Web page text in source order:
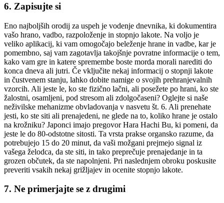
6. Zapisujte si
Eno najboljših orodij za uspeh je vodenje dnevnika, ki dokumentira
vašo hrano, vadbo, razpoloženje in stopnjo lakote. Na voljo je
veliko aplikacij, ki vam omogočajo beleženje hrane in vadbe, kar je
pomembno, saj vam zagotavlja takojšnje povratne informacije o tem,
kako vam gre in katere spremembe boste morda morali narediti do
konca dneva ali jutri. Če vključite nekaj informacij o stopnji lakote
in čustvenem stanju, lahko dobite namige o svojih prehranjevalnih
vzorcih. Ali jeste le, ko ste fizično lačni, ali posežete po hrani, ko ste
žalostni, osamljeni, pod stresom ali zdolgočaseni? Oglejte si naše
neživilske mehanizme obvladovanja v nasvetu št. 6. Ali prenehate
jesti, ko ste siti ali prenajedeni, ne glede na to, koliko hrane je ostalo
na krožniku? Japonci imajo pregovor Hara Hachi Bu, ki pomeni, da
jeste le do 80-odstotne sitosti. Ta vrsta prakse organsko razume, da
potrebujejo 15 do 20 minut, da vaši možgani prejmejo signal iz
vašega želodca, da ste siti, in tako preprečuje prenajedanje in ta
grozen občutek, da ste napolnjeni. Pri naslednjem obroku poskusite
preveriti vsakih nekaj grižljajev in ocenite stopnjo lakote.
7. Ne primerjajte se z drugimi